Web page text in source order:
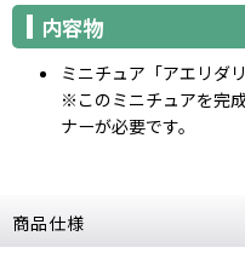
内容物
ミニチュア「アエリダ
※このミニチュアを完
ナーが必要です。
商品仕様